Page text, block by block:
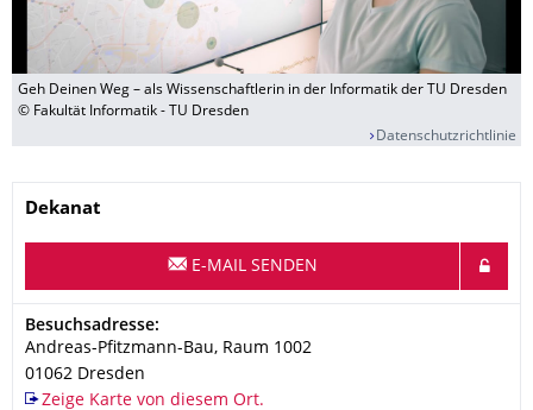
Geh Deinen Weg – als Wissenschaftlerin in der Informatik der TU Dresden
© Fakultät Informatik - TU Dresden
Datenschutzrichtlinie
Name
Dekanat
E-MAIL SENDEN
Adresse
Besuchsadresse:
Andreas-Pfitzmann-Bau, Raum 1002
01062 Dresden
Zeige Karte von diesem Ort.